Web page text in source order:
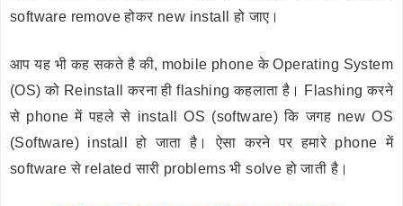
software remove होकर new install हो जाए।
आप यह भी कह सकते है की, mobile phone के Operating System
(OS) को Reinstall करना ही flashing कहलाता है। Flashing करने
से phone में पहले से install OS (software) कि जगह new OS
(Software) install हो जाता है। ऐसा करने पर हमारे phone में
software से related सारी problems भी solve हो जाती है।